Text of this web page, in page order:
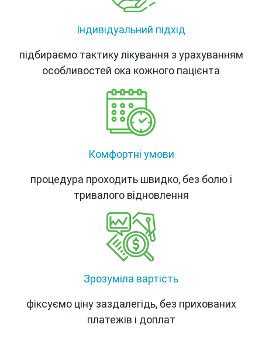
Індивідуальний підхід
підбираємо тактику лікування з урахуванням
особливостей ока кожного пацієнта
Комфортні умови
процедура проходить швидко, без болю і
тривалого відновлення
Зрозуміла вартість
фіксуємо ціну заздалегідь, без прихованих
платежів і доплат